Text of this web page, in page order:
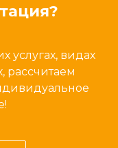
услугах, видах
рассчитаем